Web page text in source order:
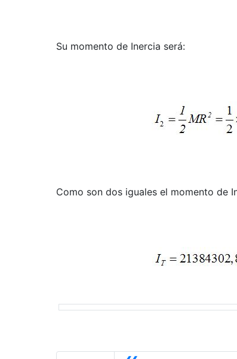
Su momento de Inercia será:
Como son dos iguales el momento de